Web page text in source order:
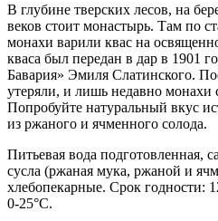
В глубине тверских лесов, на
веков стоит монастырь. Там по
монахи варили квас на
кваса был передан в дар в 1901
Бавария» Эмиля Слатинского.
утеряли, и лишь недавно монахи
Попробуйте натуральный вкус
из ржаного и ячменного солода.
Питьевая вода подготовленная,
сусла (ржаная мука, ржаной и
хлебопекарные. Срок годности:
0-25°C.